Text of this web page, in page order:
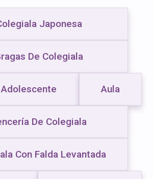
Japonesa
De Colegiala
Aula
De Colegiala
Con Falda Levantada